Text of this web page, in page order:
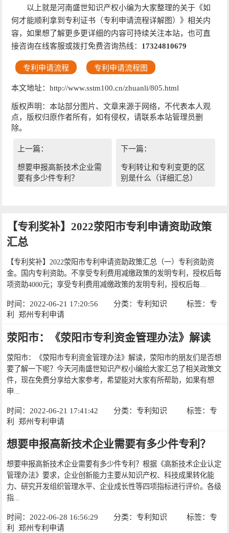
以上就是河南盛世知识产权小编为大家整理的关于《如
何才能顺利拿到专利证书（专利申请流程详解图）》相关内
容，如果想了解更多更详细的内容可持续关注本站，也可直
接咨询在线客服或拨打免费咨询热线： 17324810679
专利申请流程 专利申请流程图
本文地址：http://www.sstm100.cn/zhuanli/805.html
版权声明：本站部分图片、文章来源于网络，不代表本人观
点，版权归原作者所有，如有侵权，请联系本站管理员删
除。
上一篇：
想要申报高新技术企业需
要有多少件专利？
下一篇：
专利转让和专利变更的区
别是什么（详细汇总）
【专利奖补】2022荥阳市专利申请资助政策
汇总
【专利奖补】2022荥阳市专利申请资助政策汇总（一）专利资助资
金。国内专利资助。不享受专利费用减缴政策的发明专利，授权后每
项资助4000元；享受专利费用减缴政策的发明专利，授权后每...
时间：2022-06-21 17:20:56 分类：专利知识 标签： 专
利
郑州专利申请
荥阳市：《荥阳市专利资金管理办法》解读
荥阳市：《荥阳市专利资金管理办法》解读，荥阳市的朋友们是否想
要了解一下呢？今天河南盛世知识产权小编给大家汇总了相关政策文
件，现在免费分享给大家参考，希望能对大家有所帮助，如果有想
申...
时间：2022-06-21 17:41:42 分类：专利知识 标签： 专
利
郑州专利申请
想要申报高新技术企业需要有多少件专利？
想要申报高新技术企业需要有多少件专利？根据《高新技术企业认定
管理办法》要求，企业创新能力主要从知识产权、科技成果转化能
力、研究开发组织管理水平、企业成长性等四项指标进行评价。各级
指...
时间：2022-06-28 16:56:29 分类：专利知识 标签： 专
利
郑州专利申请